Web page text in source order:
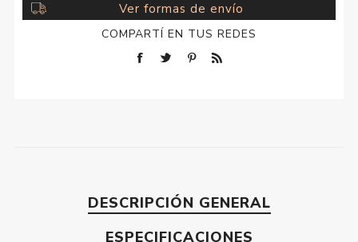
Ver formas de envío
COMPARTÍ EN TUS REDES
DESCRIPCIÓN GENERAL
ESPECIFICACIONES